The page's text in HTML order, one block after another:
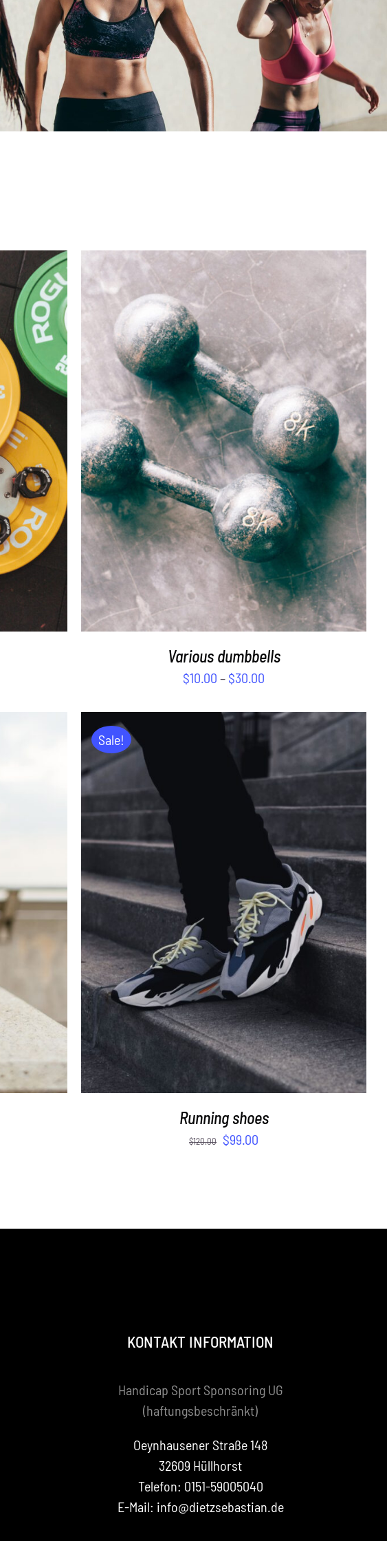
SELECT OPTIONS / DETAILS
Various dumbbells
$10.00 – $30.00
Sale!
ADD TO CART / DETAILS
Running shoes
$120.00 $99.00
KONTAKT INFORMATION
Handicap Sport Sponsoring UG
(haftungsbeschränkt)
Oeynhausener Straße 148
32609 Hüllhorst
Telefon: 0151-59005040
E-Mail: info@dietzsebastian.de